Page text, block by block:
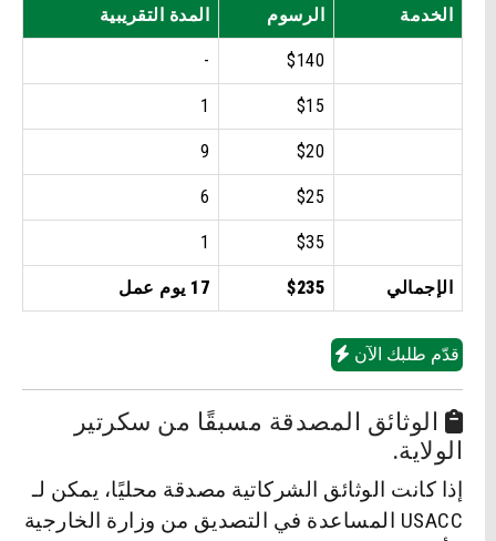
الخدمة الرسوم المدة التقريبية
$140
-
$15
1
$20
9
$25
6
$35
1
الإجمالي $235 17 يوم عمل
قدّم طلبك الآن
الوثائق المصدقة مسبقًا من سكرتير
الولاية.
إذا كانت الوثائق الشركاتية مصدقة محليًا، يمكن لـ
USACC المساعدة في التصديق من وزارة الخارجية